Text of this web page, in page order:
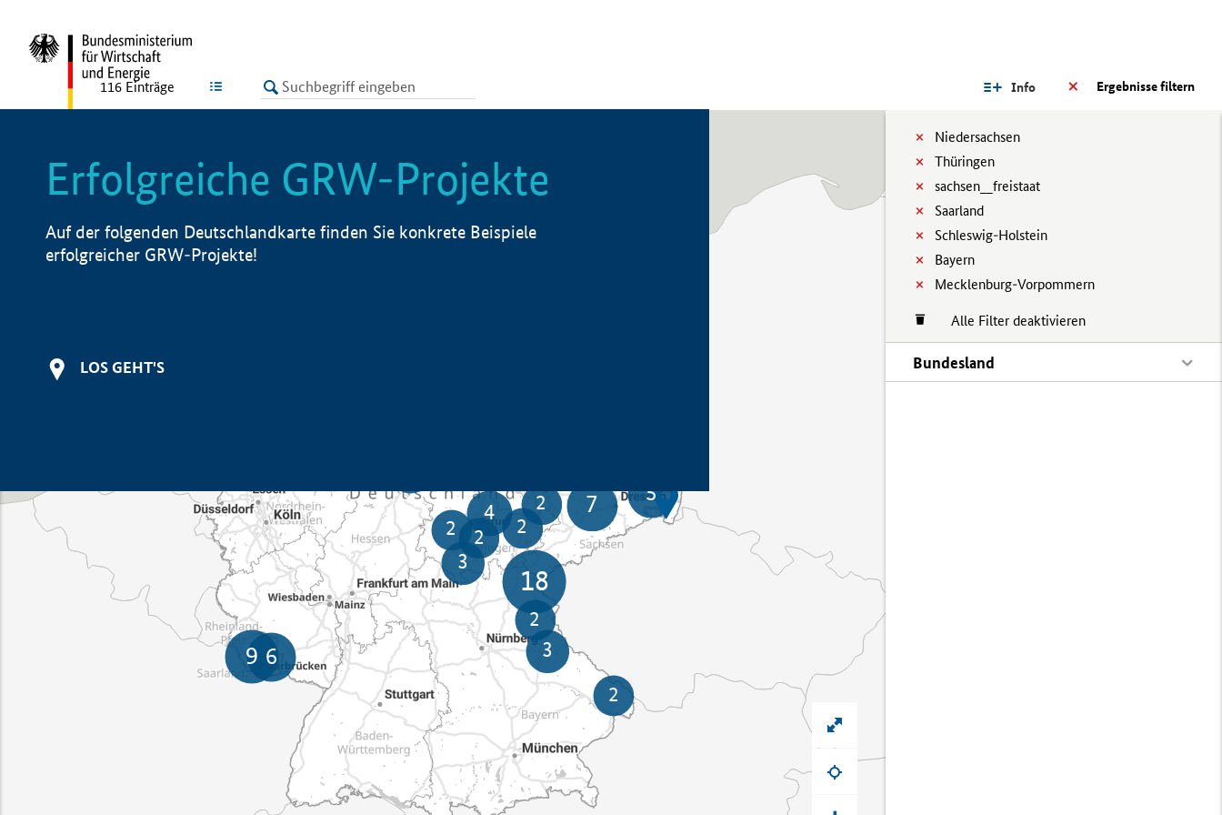
LISTE Ergebnisse filtern
Info
Niedersachsen
Thüringen
sachsen__freistaat
Saarland
Schleswig-Holstein
Bayern
Mecklenburg-Vorpommern
Alle Filter deaktivieren
Bundesland
116 Einträge
Erfolgreiche GRW-Projekte
Auf der folgenden Deutschlandkarte finden Sie konkrete Beispiele
erfolgreicher GRW-Projekte!
LOS GEHT'S